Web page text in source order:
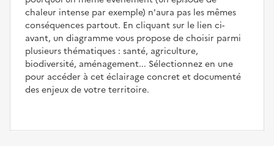
chaleur intense par exemple) n'aura pas les mêmes
conséquences partout. En cliquant sur le lien ci-
avant, un diagramme vous propose de choisir parmi
plusieurs thématiques : santé, agriculture,
biodiversité, aménagement... Sélectionnez en une
pour accéder à cet éclairage concret et documenté
des enjeux de votre territoire.